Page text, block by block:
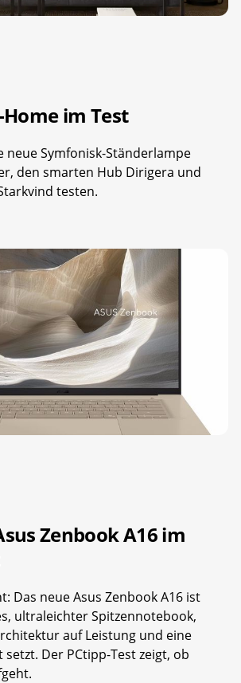
im Test
neue Symfonisk-Ständerlampe
den smarten Hub Dirigera und
testen.
Zenbook A16 im
Das neue Asus Zenbook A16 ist
ultraleichter Spitzennotebook,
auf Leistung und eine
setzt. Der PCtipp-Test zeigt, ob